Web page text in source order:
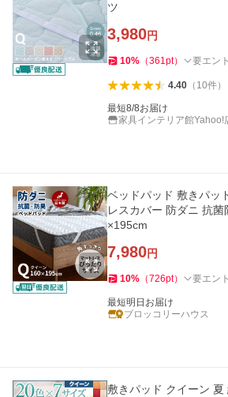
ツ
3,980円
10% （361pt） 要エン
4.40（ 10件）
最短8/8お届け
家具インテリア館Yahoo!
ベッドパッド 敷きパッ
レスカバー 防ダニ 抗
×195cm
7,980円
10% （726pt） 要エン
最短明日お届け
ブロッコリーハウス
敷きパッド クイーン